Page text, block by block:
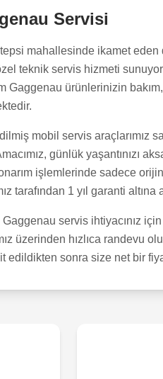
Servisi
mahallesinde ikamet
teknik servis hizmeti
Gaggenau ürünlerinizin
mobil servis araçlarımız
günlük yaşantınızı
işlemlerinde sadece
tarafından 1 yıl garanti altına
servis ihtiyacınız
üzerinden hızlıca randevu
edildikten sonra size net bir